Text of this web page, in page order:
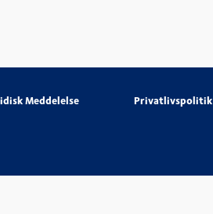
Meddelelse Privatlivspolitik